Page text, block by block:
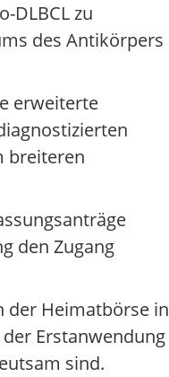
DLBCL zu
des Antikörpers
erweiterte
breiteren
den Zugang
der Heimatbörse in
Erstanwendung
sind.